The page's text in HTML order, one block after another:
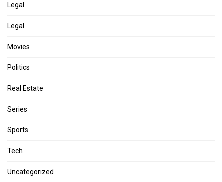
Legal
Legal
Movies
Politics
Real Estate
Series
Sports
Tech
Uncategorized